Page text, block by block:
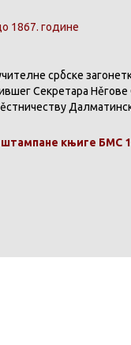
1867. године
србске
Секретара Нěгове
штампане књиге БМС